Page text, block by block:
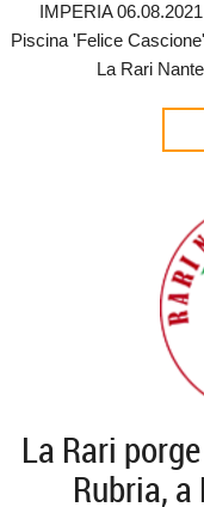
IMPERIA
Piscina 'Felice
La Rari
La Rari
Rubria, a